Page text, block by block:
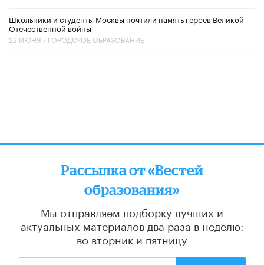
Школьники и студенты Москвы почтили память героев Великой
Отечественной войны
22 ИЮНЯ / ГОРОДСКОЕ ОБРАЗОВАНИЕ
Рассылка от «Вестей
образования»
Мы отправляем подборку лучших и
актуальных материалов два раза в неделю:
во вторник и пятницу